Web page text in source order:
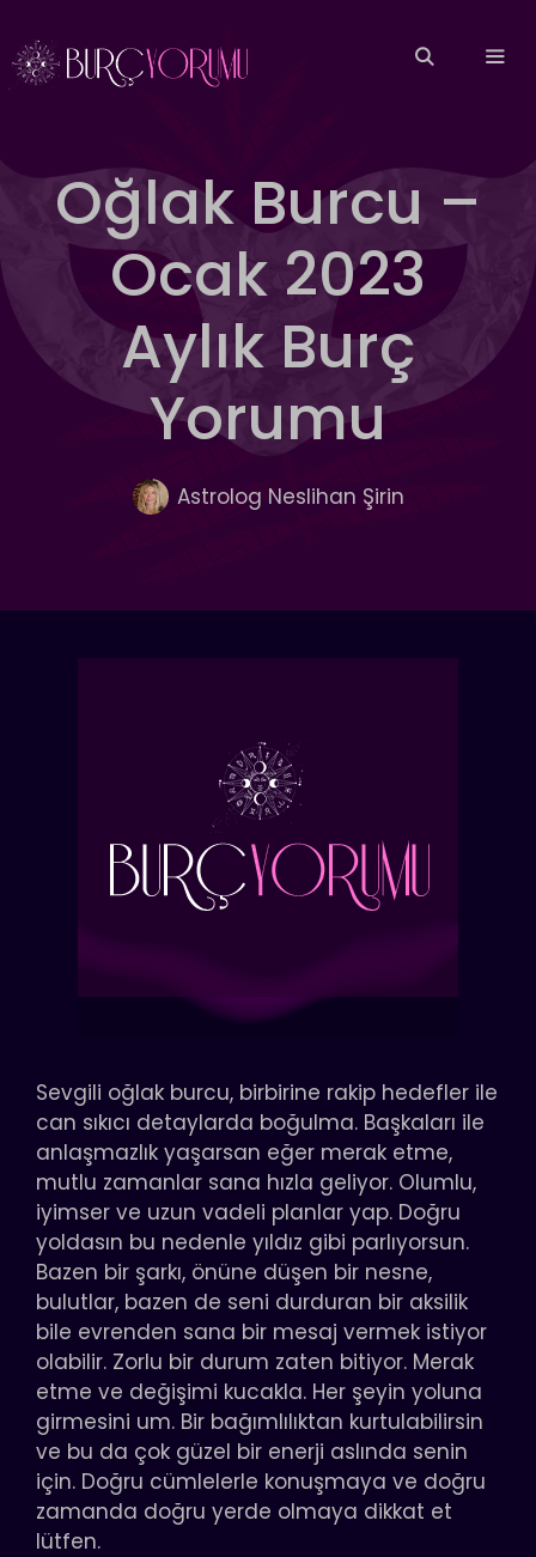
atla
Oğlak Burcu –
Ocak 2023
Aylık Burç
Yorumu
Astrolog Neslihan Şirin
Sevgili oğlak burcu, birbirine rakip hedefler ile
can sıkıcı detaylarda boğulma. Başkaları ile
anlaşmazlık yaşarsan eğer merak etme,
mutlu zamanlar sana hızla geliyor. Olumlu,
iyimser ve uzun vadeli planlar yap. Doğru
yoldasın bu nedenle yıldız gibi parlıyorsun.
Bazen bir şarkı, önüne düşen bir nesne,
bulutlar, bazen de seni durduran bir aksilik
bile evrenden sana bir mesaj vermek istiyor
olabilir. Zorlu bir durum zaten bitiyor. Merak
etme ve değişimi kucakla. Her şeyin yoluna
girmesini um. Bir bağımlılıktan kurtulabilirsin
ve bu da çok güzel bir enerji aslında senin
için. Doğru cümlelerle konuşmaya ve doğru
zamanda doğru yerde olmaya dikkat et
lütfen.